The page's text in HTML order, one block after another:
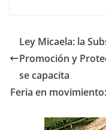
e
b
o
o
k
er s
A
p
Ley Micaela: la
Promoción y
se capacita
Feria en